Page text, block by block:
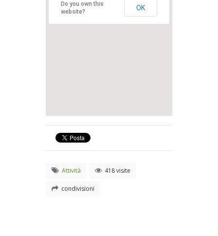
Do you own this
website?
OK
Attività 418 visite
condivisioni